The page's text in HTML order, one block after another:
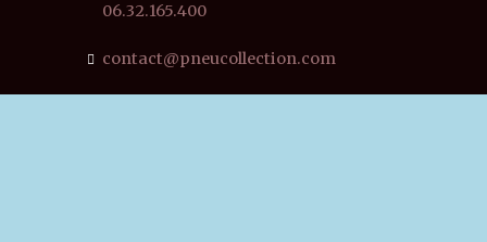
06.32.165.400
contact@pneucollection.com